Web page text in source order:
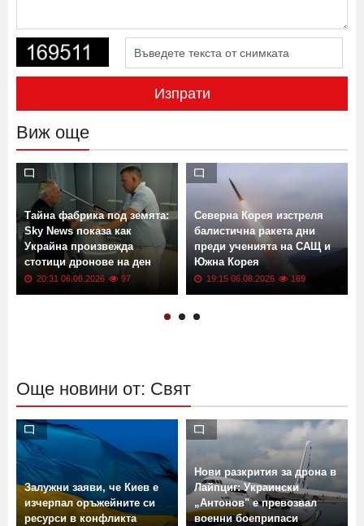
Изпрати
Виж още
Тайна фабрика под земята:
Sky News показа как
Украйна произвежда
стотици дронове на ден
20:31 06.08.2026 97
Северна Корея изстреля
балистична ракета дни
преди ученията на САЩ и
Южна Корея
19:15 06.08.2026 169
Още новини от: Свят
Залужни заяви, че Киев е
изчерпал оръжейните си
ресурси в конфликта
Нови разкрития за дрона в
Лайпциг: Украински
„Антонов" е превозвал
военни боеприпаси